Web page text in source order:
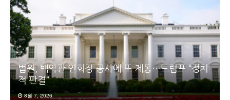
법원, 백악관 연회장 공사에 또 제동…트럼프 “정치
적 판결”
8월 7, 2026